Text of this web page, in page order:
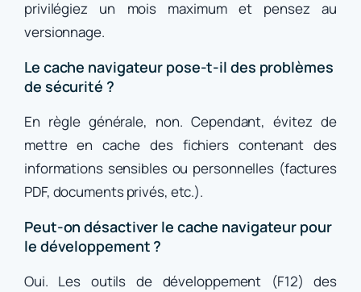
privilégiez un mois maximum et pensez au
versionnage.
Le cache navigateur pose-t-il des problèmes
de sécurité ?
En règle générale, non. Cependant, évitez de
mettre en cache des fichiers contenant des
informations sensibles ou personnelles (factures
PDF, documents privés, etc.).
Peut-on désactiver le cache navigateur pour
le développement ?
Oui. Les outils de développement (F12) des